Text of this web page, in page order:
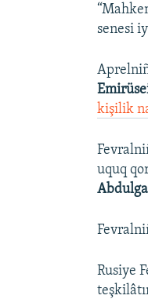
senesi
kişilik
uquq
Rusiye